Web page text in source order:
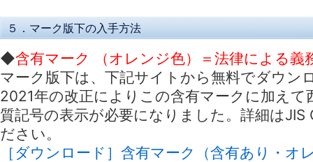
５．マーク版下の入手方法
◆含有マーク （オレンジ色）＝法律による義
マーク版下は、下記サイトから無料でダウン
2021年の改正によりこの含有マークに加えて
質記号の表示が必要になりました。詳細は
ださい。
［ダウンロード］含有マーク（含有あり・オ